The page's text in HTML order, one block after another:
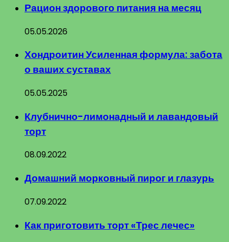
Рацион здорового питания на месяц
05.05.2026
Хондроитин Усиленная формула: забота
о ваших суставах
05.05.2025
Клубнично-лимонадный и лавандовый
торт
08.09.2022
Домашний морковный пирог и глазурь
07.09.2022
Как приготовить торт «Трес лечес»